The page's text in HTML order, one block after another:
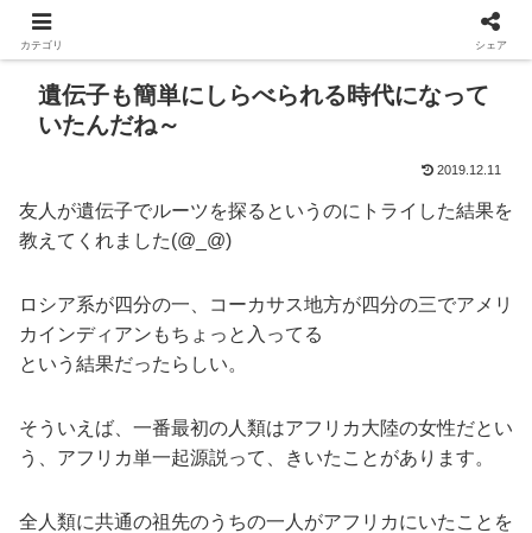
遺伝子も簡単にしらべられる時代になって
いたんだね～
2019.12.11
友人が遺伝子でルーツを探るというのにトライした結果を
教えてくれました(@_@)
ロシア系が四分の一、コーカサス地方が四分の三でアメリ
カインディアンもちょっと入ってる
という結果だったらしい。
そういえば、一番最初の人類はアフリカ大陸の女性だとい
う、アフリカ単一起源説って、きいたことがあります。
全人類に共通の祖先のうちの一人がアフリカにいたことを
カテゴリ シェア